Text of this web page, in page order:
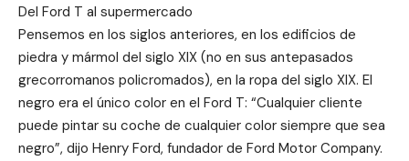
Del Ford T al supermercado
Pensemos en los siglos anteriores, en los edificios de
piedra y mármol del siglo XIX (no en sus antepasados ​​
grecorromanos policromados), en la ropa del siglo XIX. El
negro era el único color en el Ford T: “Cualquier cliente
puede pintar su coche de cualquier color siempre que sea
negro”, dijo Henry Ford, fundador de Ford Motor Company.